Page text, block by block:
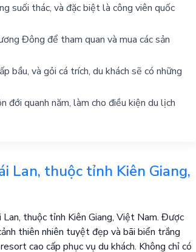
suối thác, và đặc biệt là công viên quốc
Đông để tham quan và mua các sản
bầu, và gỏi cá trích, du khách sẽ có những
đới quanh năm, làm cho điều kiện du lịch
Lan, thuộc tỉnh Kiên Giang,
thuộc tỉnh Kiên Giang, Việt Nam. Được
thiên nhiên tuyệt đẹp và bãi biển trắng
cao cấp phục vụ du khách. Không chỉ có